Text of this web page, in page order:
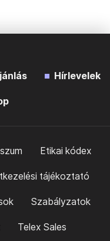
Hírlevelek
Etikai kódex
tájékoztató
Szabályzatok
Telex Sales